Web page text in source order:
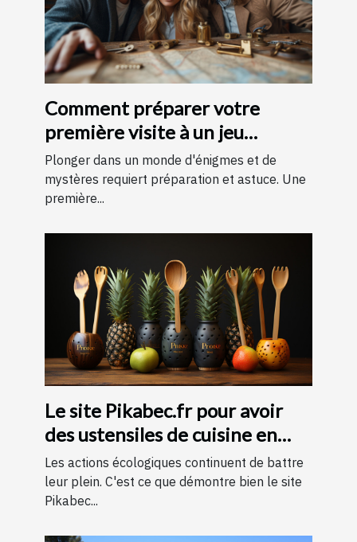
Comment préparer votre
première visite à un jeu
d'évasion : conseils et astuces
pour une expérience
mémorable
Plonger dans un monde d'énigmes et de
mystères requiert préparation et astuce. Une
première...
Le site Pikabec.fr pour avoir
des ustensiles de cuisine en
bois
Les actions écologiques continuent de battre
leur plein. C'est ce que démontre bien le site
Pikabec...